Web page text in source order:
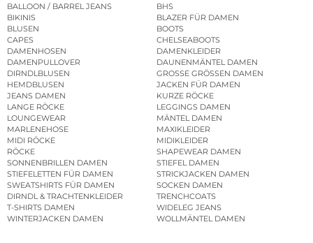
BALLOON / BARREL JEANS
BHS
BIKINIS
BLAZER FÜR DAMEN
BLUSEN
BOOTS
CAPES
CHELSEABOOTS
DAMENHOSEN
DAMENKLEIDER
DAMENPULLOVER
DAUNENMÄNTEL DAMEN
DIRNDLBLUSEN
GROSSE GRÖSSEN DAMEN
HEMDBLUSEN
JACKEN FÜR DAMEN
JEANS DAMEN
KURZE RÖCKE
LANGE RÖCKE
LEGGINGS DAMEN
LOUNGEWEAR
MÄNTEL DAMEN
MARLENEHOSE
MAXIKLEIDER
MIDI RÖCKE
MIDIKLEIDER
RÖCKE
SHAPEWEAR DAMEN
SONNENBRILLEN DAMEN
STIEFEL DAMEN
STIEFELETTEN FÜR DAMEN
STRICKJACKEN DAMEN
SWEATSHIRTS FÜR DAMEN
SOCKEN DAMEN
DIRNDL & TRACHTENKLEIDER
TRENCHCOATS
T-SHIRTS DAMEN
WIDELEG JEANS
WINTERJACKEN DAMEN
WOLLMÄNTEL DAMEN